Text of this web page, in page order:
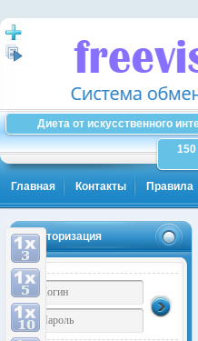
Диета от искусственного
Главная Контакты Правила
Авторизация